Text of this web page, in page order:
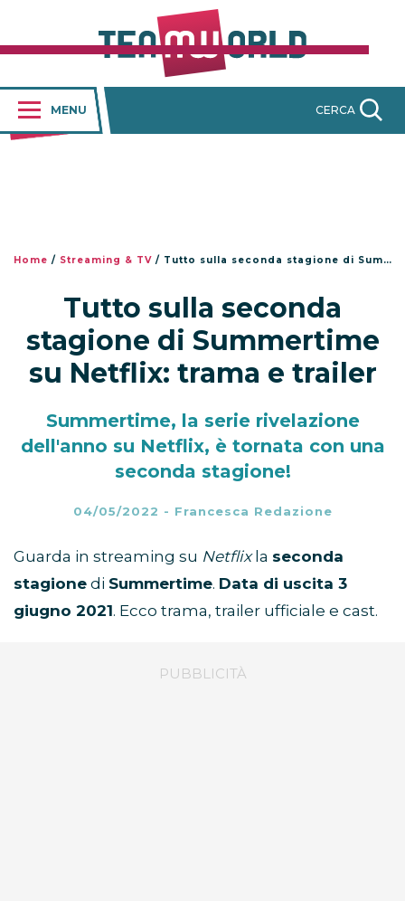
MENU CERCA
Home / Streaming & TV / Tutto sulla seconda stagione di Summertime su Netflix: trama e trailer
Tutto sulla seconda
stagione di Summertime
su Netflix: trama e trailer
Summertime, la serie rivelazione
dell'anno su Netflix, è tornata con una
seconda stagione!
04/05/2022 - Francesca Redazione
Guarda in streaming su Netflixla seconda
stagione di Summertime. Data di uscita 3
giugno 2021. Ecco trama, trailer ufficiale e cast.